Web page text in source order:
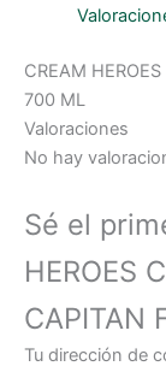
ML
CREAM
700 ML
Valoraciones
No hay
Sé el
HEROES
CAPITAN
Tu dirección de